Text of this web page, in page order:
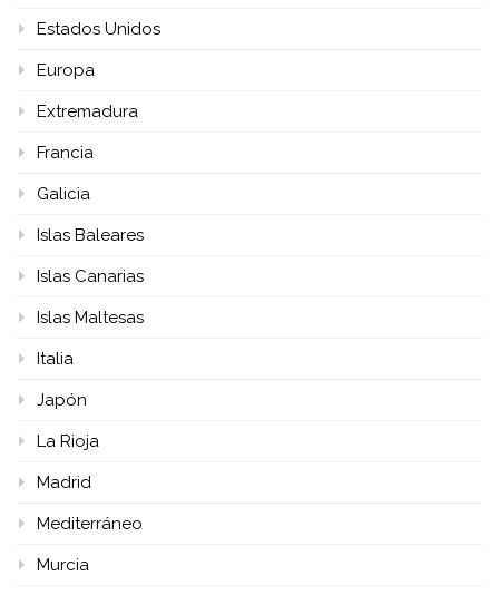
Estados Unidos
Europa
Extremadura
Francia
Galicia
Islas Baleares
Islas Canarias
Islas Maltesas
Italia
Japón
La Rioja
Madrid
Mediterráneo
Murcia